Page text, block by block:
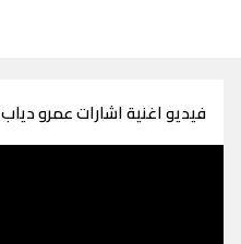
فيديو اغنية اشارات عمرو دياب